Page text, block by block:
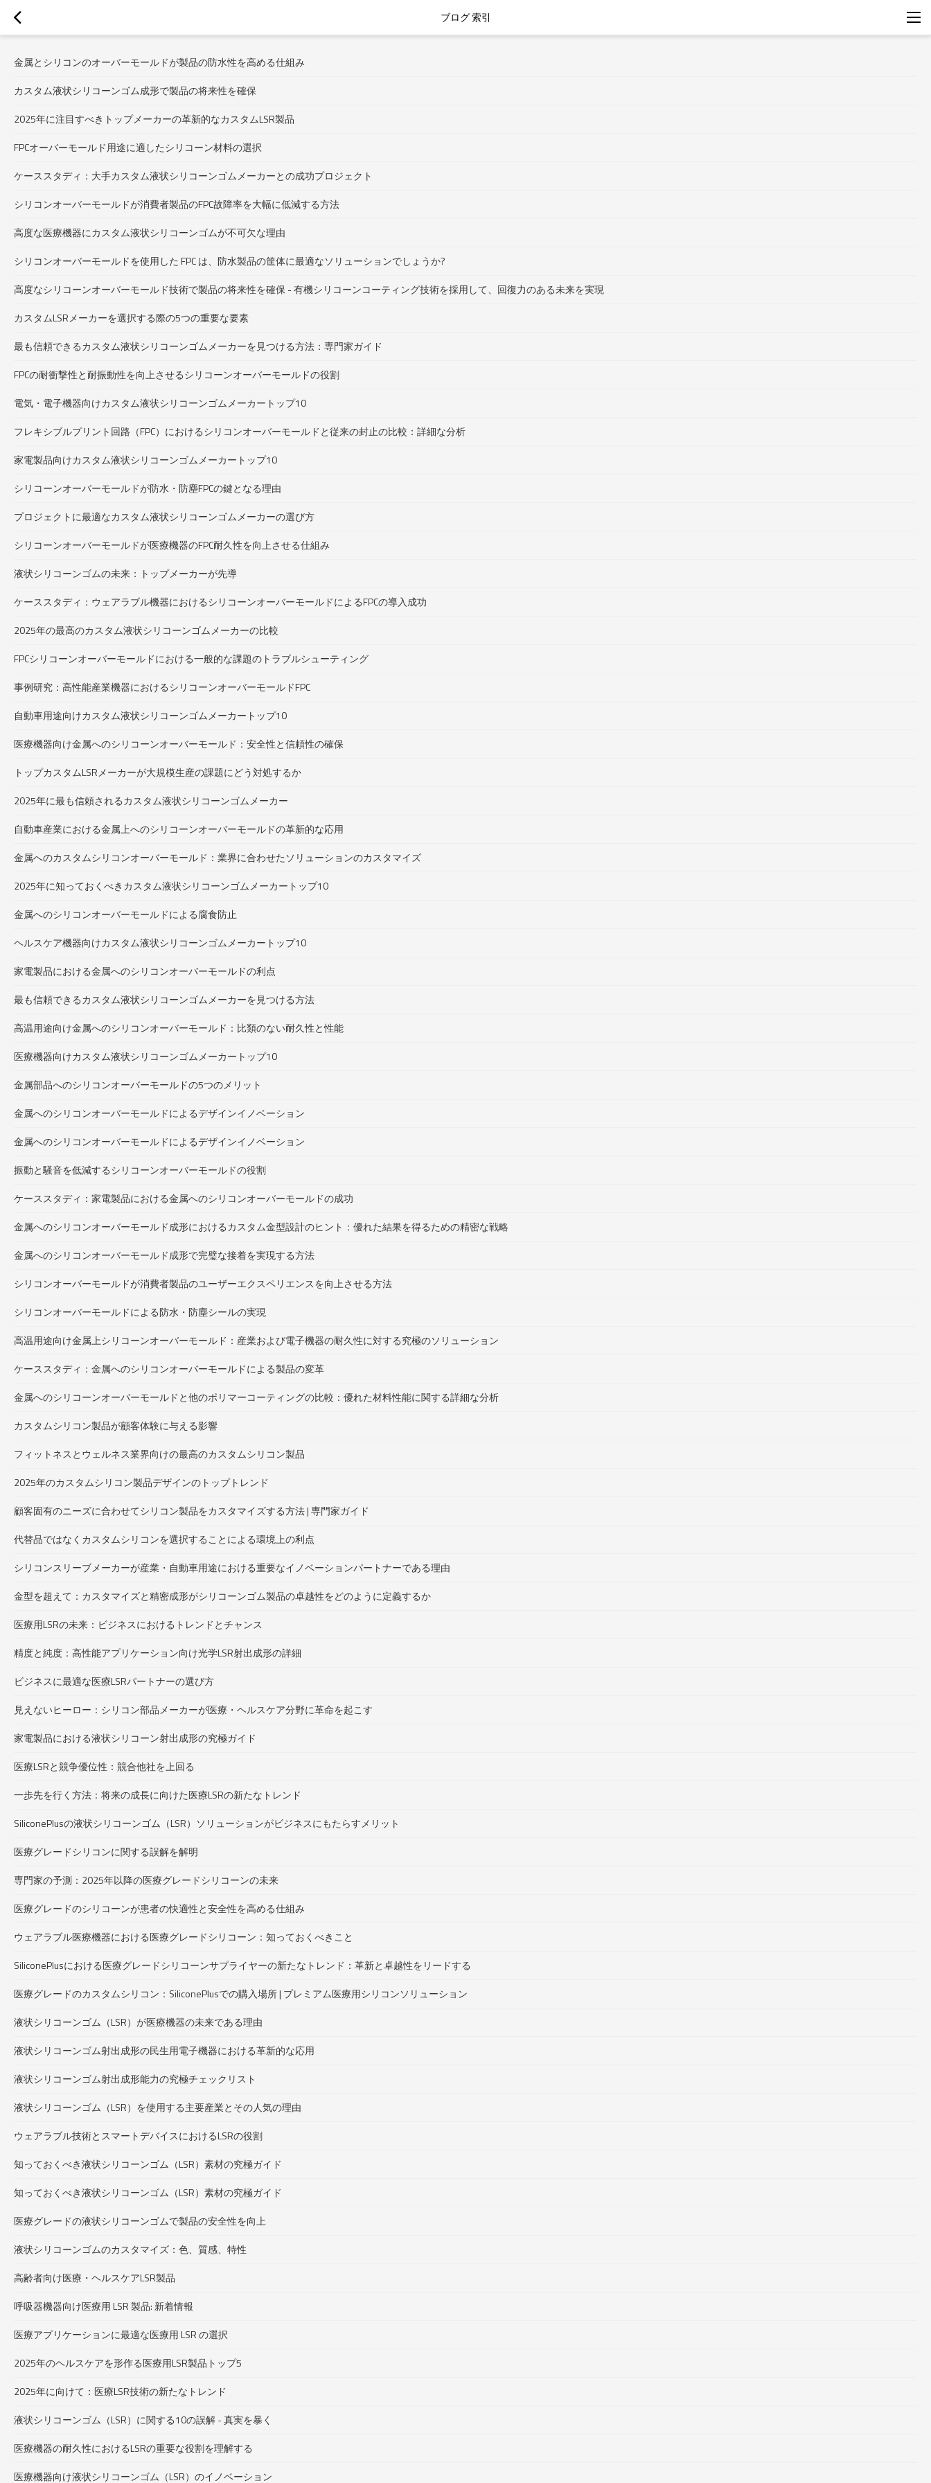
ブログ 索引
金属とシリコンのオーバーモールドが製品の防水性を高める仕組み
カスタム液状シリコーンゴム成形で製品の将来性を確保
2025年に注目すべきトップメーカーの革新的なカスタムLSR製品
FPCオーバーモールド用途に適したシリコーン材料の選択
ケーススタディ：大手カスタム液状シリコーンゴムメーカーとの成功プロジェクト
シリコンオーバーモールドが消費者製品のFPC故障率を大幅に低減する方法
高度な医療機器にカスタム液状シリコーンゴムが不可欠な理由
シリコンオーバーモールドを使用した FPC は、防水製品の筐体に最適なソリューションでしょうか?
高度なシリコーンオーバーモールド技術で製品の将来性を確保 - 有機シリコーンコーティング技術を採用して、回復力のある未来を実現
カスタムLSRメーカーを選択する際の5つの重要な要素
最も信頼できるカスタム液状シリコーンゴムメーカーを見つける方法：専門家ガイド
FPCの耐衝撃性と耐振動性を向上させるシリコーンオーバーモールドの役割
電気・電子機器向けカスタム液状シリコーンゴムメーカートップ10
フレキシブルプリント回路（FPC）におけるシリコンオーバーモールドと従来の封止の比較：詳細な分析
家電製品向けカスタム液状シリコーンゴムメーカートップ10
シリコーンオーバーモールドが防水・防塵FPCの鍵となる理由
プロジェクトに最適なカスタム液状シリコーンゴムメーカーの選び方
シリコーンオーバーモールドが医療機器のFPC耐久性を向上させる仕組み
液状シリコーンゴムの未来：トップメーカーが先導
ケーススタディ：ウェアラブル機器におけるシリコーンオーバーモールドによるFPCの導入成功
2025年の最高のカスタム液状シリコーンゴムメーカーの比較
FPCシリコーンオーバーモールドにおける一般的な課題のトラブルシューティング
事例研究：高性能産業機器におけるシリコーンオーバーモールドFPC
自動車用途向けカスタム液状シリコーンゴムメーカートップ10
医療機器向け金属へのシリコーンオーバーモールド：安全性と信頼性の確保
トップカスタムLSRメーカーが大規模生産の課題にどう対処するか
2025年に最も信頼されるカスタム液状シリコーンゴムメーカー
自動車産業における金属上へのシリコーンオーバーモールドの革新的な応用
金属へのカスタムシリコンオーバーモールド：業界に合わせたソリューションのカスタマイズ
2025年に知っておくべきカスタム液状シリコーンゴムメーカートップ10
金属へのシリコンオーバーモールドによる腐食防止
ヘルスケア機器向けカスタム液状シリコーンゴムメーカートップ10
家電製品における金属へのシリコンオーバーモールドの利点
最も信頼できるカスタム液状シリコーンゴムメーカーを見つける方法
高温用途向け金属へのシリコンオーバーモールド：比類のない耐久性と性能
医療機器向けカスタム液状シリコーンゴムメーカートップ10
金属部品へのシリコンオーバーモールドの5つのメリット
金属へのシリコンオーバーモールドによるデザインイノベーション
金属へのシリコンオーバーモールドによるデザインイノベーション
振動と騒音を低減するシリコーンオーバーモールドの役割
ケーススタディ：家電製品における金属へのシリコンオーバーモールドの成功
金属へのシリコンオーバーモールド成形におけるカスタム金型設計のヒント：優れた結果を得るための精密な戦略
金属へのシリコンオーバーモールド成形で完璧な接着を実現する方法
シリコンオーバーモールドが消費者製品のユーザーエクスペリエンスを向上させる方法
シリコンオーバーモールドによる防水・防塵シールの実現
高温用途向け金属上シリコーンオーバーモールド：産業および電子機器の耐久性に対する究極のソリューション
ケーススタディ：金属へのシリコンオーバーモールドによる製品の変革
金属へのシリコーンオーバーモールドと他のポリマーコーティングの比較：優れた材料性能に関する詳細な分析
カスタムシリコン製品が顧客体験に与える影響
フィットネスとウェルネス業界向けの最高のカスタムシリコン製品
2025年のカスタムシリコン製品デザインのトップトレンド
顧客固有のニーズに合わせてシリコン製品をカスタマイズする方法 | 専門家ガイド
代替品ではなくカスタムシリコンを選択することによる環境上の利点
シリコンスリーブメーカーが産業・自動車用途における重要なイノベーションパートナーである理由
金型を超えて：カスタマイズと精密成形がシリコーンゴム製品の卓越性をどのように定義するか
医療用LSRの未来：ビジネスにおけるトレンドとチャンス
精度と純度：高性能アプリケーション向け光学LSR射出成形の詳細
ビジネスに最適な医療LSRパートナーの選び方
見えないヒーロー：シリコン部品メーカーが医療・ヘルスケア分野に革命を起こす
家電製品における液状シリコーン射出成形の究極ガイド
医療LSRと競争優位性：競合他社を上回る
一歩先を行く方法：将来の成長に向けた医療LSRの新たなトレンド
SiliconePlusの液状シリコーンゴム（LSR）ソリューションがビジネスにもたらすメリット
医療グレードシリコンに関する誤解を解明
専門家の予測：2025年以降の医療グレードシリコーンの未来
医療グレードのシリコーンが患者の快適性と安全性を高める仕組み
ウェアラブル医療機器における医療グレードシリコーン：知っておくべきこと
SiliconePlusにおける医療グレードシリコーンサプライヤーの新たなトレンド：革新と卓越性をリードする
医療グレードのカスタムシリコン：SiliconePlusでの購入場所 | プレミアム医療用シリコンソリューション
液状シリコーンゴム（LSR）が医療機器の未来である理由
液状シリコーンゴム射出成形の民生用電子機器における革新的な応用
液状シリコーンゴム射出成形能力の究極チェックリスト
液状シリコーンゴム（LSR）を使用する主要産業とその人気の理由
ウェアラブル技術とスマートデバイスにおけるLSRの役割
知っておくべき液状シリコーンゴム（LSR）素材の究極ガイド
知っておくべき液状シリコーンゴム（LSR）素材の究極ガイド
医療グレードの液状シリコーンゴムで製品の安全性を向上
液状シリコーンゴムのカスタマイズ：色、質感、特性
高齢者向け医療・ヘルスケアLSR製品
呼吸器機器向け医療用 LSR 製品: 新着情報
医療アプリケーションに最適な医療用 LSR の選択
2025年のヘルスケアを形作る医療用LSR製品トップ5
2025年に向けて：医療LSR技術の新たなトレンド
液状シリコーンゴム（LSR）に関する10の誤解 - 真実を暴く
医療機器の耐久性におけるLSRの重要な役割を理解する
医療機器向け液状シリコーンゴム（LSR）のイノベーション